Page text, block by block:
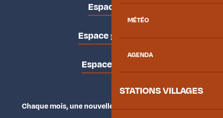
MÉTÉO
AGENDA
STATIONS VILLAGES
Espace pro
Espace groupes
Espace presse
Chaque mois, une nouvelle façon d'explorer la vallée.